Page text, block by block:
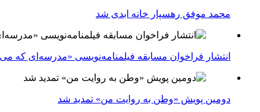
محمد موفق رهسپار خانه ابدی شد
انتشار فراخوان مسابقه فیلمنامه‌نویسی «مدرسه‌ای که
دومین پویش «وطن به روایت من» تمدید شد